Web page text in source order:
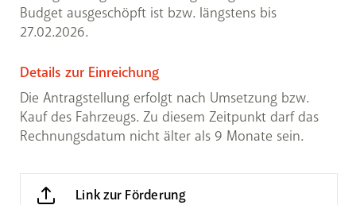
Budget ausgeschöpft ist bzw. längstens bis
27.02.2026.
Details zur Einreichung
Die Antragstellung erfolgt nach Umsetzung bzw.
Kauf des Fahrzeugs. Zu diesem Zeitpunkt darf das
Rechnungsdatum nicht älter als 9 Monate sein.
Link zur Förderung